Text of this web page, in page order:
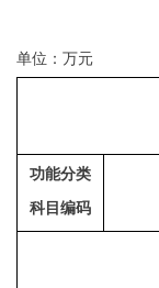
单位：万元
功能分类
科目编码